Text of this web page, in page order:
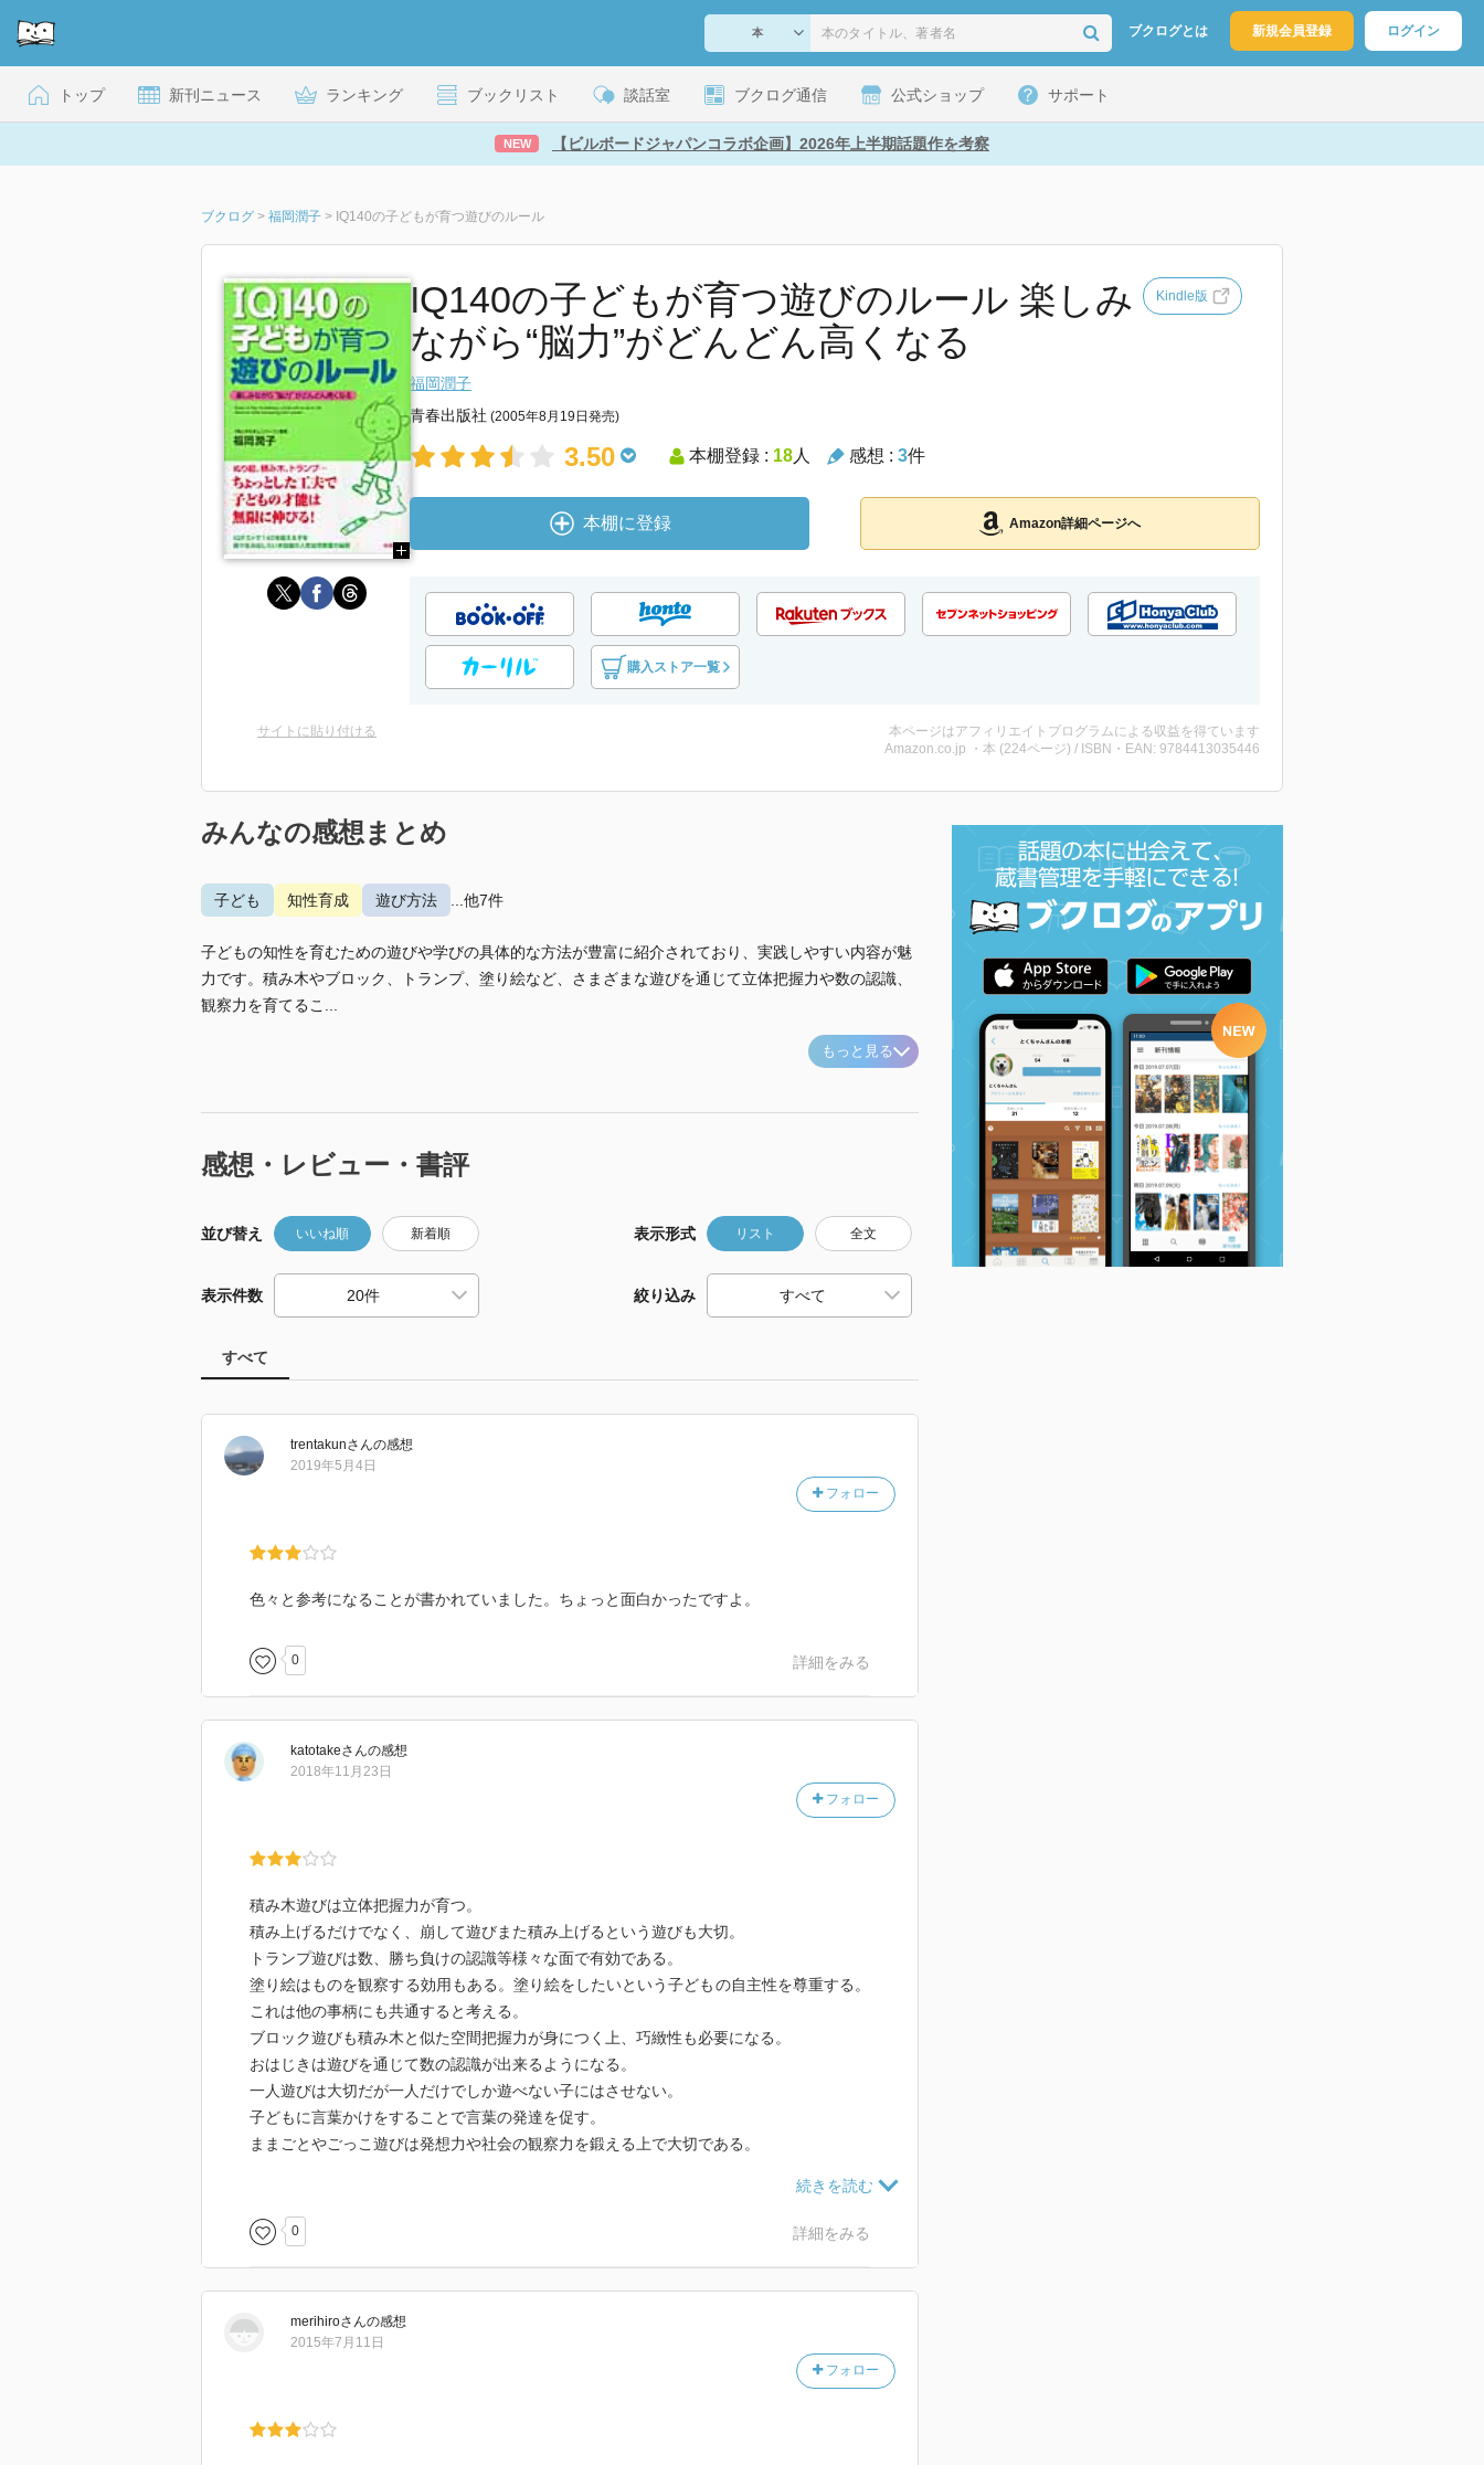
ブクログとは 新規会員登録 ログイン
トップ 新刊ニュース ランキング ブックリスト 談話室 ブクログ通信 公式ショップ サポート
NEW 【ビルボードジャパンコラボ企画】2026年上半期話題作を考察
ブクログ > 福岡潤子 > IQ140の子どもが育つ遊びのルール
IQ140の子どもが育つ遊びのルール 楽しみ
ながら“脳力”がどんどん高くなる
Kindle版
福岡潤子
青春出版社 (2005年8月19日発売)
3.50 本棚登録 : 18人 感想 : 3件
本棚に登録 Amazon詳細ページへ
購入ストア一覧
サイトに貼り付ける
本ページはアフィリエイトプログラムによる収益を得ています
Amazon.co.jp ・本 (224ページ) / ISBN・EAN: 9784413035446
みんなの感想まとめ
子ども 知性育成 遊び方法 ...他7件
子どもの知性を育むための遊びや学びの具体的な方法が豊富に紹介されており、実践しやすい内容が魅
力です。積み木やブロック、トランプ、塗り絵など、さまざまな遊びを通じて立体把握力や数の認識、
観察力を育てるこ...
もっと見る
感想・レビュー・書評
並び替え いいね順 新着順 表示形式 リスト 全文
表示件数 絞り込み
すべて
trentakunさんの感想
フォロー
2019年5月4日
色々と参考になることが書かれていました。ちょっと面白かったですよ。
0 詳細をみる
katotakeさんの感想
フォロー
2018年11月23日
積み木遊びは立体把握力が育つ。
積み上げるだけでなく、崩して遊びまた積み上げるという遊びも大切。
トランプ遊びは数、勝ち負けの認識等様々な面で有効である。
塗り絵はものを観察する効用もある。塗り絵をしたいという子どもの自主性を尊重する。
これは他の事柄にも共通すると考える。
ブロック遊びも積み木と似た空間把握力が身につく上、巧緻性も必要になる。
おはじきは遊びを通じて数の認識が出来るようになる。
一人遊びは大切だが一人だけでしか遊べない子にはさせない。
子どもに言葉かけをすることで言葉の発達を促す。
ままごとやごっこ遊びは発想力や社会の観察力を鍛える上で大切である。
派生して同じ音から始まる言葉をどんどん言ったり、頭とり(りんご→こおり→ねこ…)先
頭の音が次の言葉の最後につくという遊びはより高度で脳を活性させる。
かるたはチェック能力が養われる。
まずは子どもの気がすむようにさせることも大切であるとのこと。但し、いつも子どもの
子どもに集中力を持たせる為に指示は一度しか言わなかったり、ものを瞬間見せて把握す
お手伝いを経験させることで知性を伸ばす。
0 詳細をみる
merihiroさんの感想
フォロー
2015年7月11日